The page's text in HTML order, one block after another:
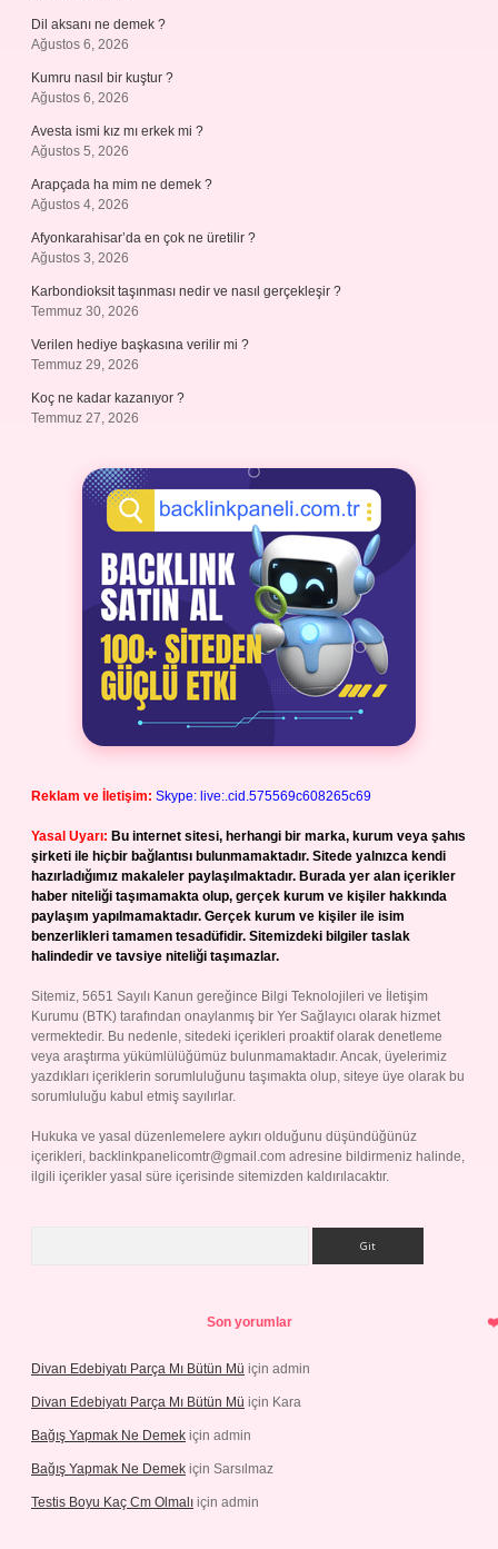
Dil aksanı ne demek ?
Ağustos 6, 2026
Kumru nasıl bir kuştur ?
Ağustos 6, 2026
Avesta ismi kız mı erkek mi ?
Ağustos 5, 2026
Arapçada ha mim ne demek ?
Ağustos 4, 2026
Afyonkarahisar’da en çok ne üretilir ?
Ağustos 3, 2026
Karbondioksit taşınması nedir ve nasıl gerçekleşir ?
Temmuz 30, 2026
Verilen hediye başkasına verilir mi ?
Temmuz 29, 2026
Koç ne kadar kazanıyor ?
Temmuz 27, 2026
Reklam ve İletişim: Skype: live:.cid.575569c608265c69
Yasal Uyarı: Bu internet sitesi, herhangi bir marka, kurum veya şahıs
şirketi ile hiçbir bağlantısı bulunmamaktadır. Sitede yalnızca kendi
hazırladığımız makaleler paylaşılmaktadır. Burada yer alan içerikler
haber niteliği taşımamakta olup, gerçek kurum ve kişiler hakkında
paylaşım yapılmamaktadır. Gerçek kurum ve kişiler ile isim
benzerlikleri tamamen tesadüfidir. Sitemizdeki bilgiler taslak
halindedir ve tavsiye niteliği taşımazlar.
Sitemiz, 5651 Sayılı Kanun gereğince Bilgi Teknolojileri ve İletişim
Kurumu (BTK) tarafından onaylanmış bir Yer Sağlayıcı olarak hizmet
vermektedir. Bu nedenle, sitedeki içerikleri proaktif olarak denetleme
veya araştırma yükümlülüğümüz bulunmamaktadır. Ancak, üyelerimiz
yazdıkları içeriklerin sorumluluğunu taşımakta olup, siteye üye olarak bu
sorumluluğu kabul etmiş sayılırlar.
Hukuka ve yasal düzenlemelere aykırı olduğunu düşündüğünüz
içerikleri, backlinkpanelicomtr@gmail.com adresine bildirmeniz halinde,
ilgili içerikler yasal süre içerisinde sitemizden kaldırılacaktır.
Son yorumlar
Divan Edebiyatı Parça Mı Bütün Mü için admin
Divan Edebiyatı Parça Mı Bütün Mü için Kara
Bağış Yapmak Ne Demek için admin
Bağış Yapmak Ne Demek için Sarsılmaz
Testis Boyu Kaç Cm Olmalı için admin